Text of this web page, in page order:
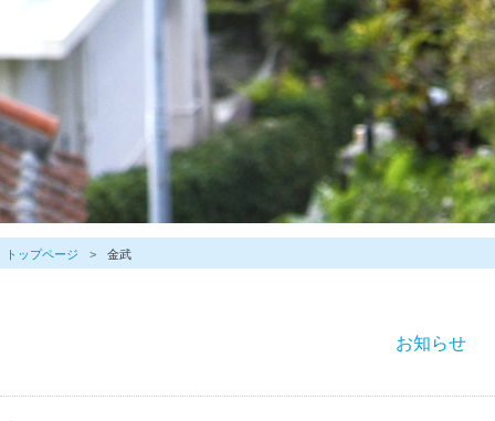
トップページ 金武
お知らせ